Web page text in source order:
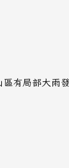
有局部大雨